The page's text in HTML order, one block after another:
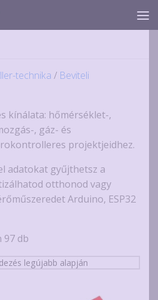
technika / Beviteli
kínálata: hőmérséklet-,
, gáz- és
projektjeidhez.
adatokat gyűjthetsz a
otthonod vagy
Arduino, ESP32
97 db
latest